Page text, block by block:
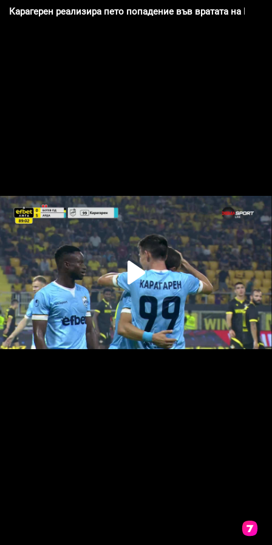
Карагерен реализира пето попадение във вратата на